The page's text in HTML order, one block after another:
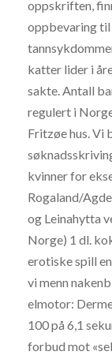
oppskriften,
oppbevaring
katter lider i
sakte. Antall
regulert i
Fritzøe hus. Vi
kvinner for
Rogaland/
og Leinahytta
Norge) 1 dl.
erotiske spill
vi menn
elmotor:
100 på 6,1
forbud mot